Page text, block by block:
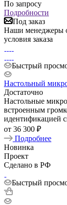
По запросу
Подробности
Под заказ
Наши менеджеры
условия заказа
Быстрый
Настольный
Достаточно
Настольные
встроенным
идентификацией
от 36 300 ₽
Подробнее
Новинка
Проект
Сделано в РФ
Быстрый